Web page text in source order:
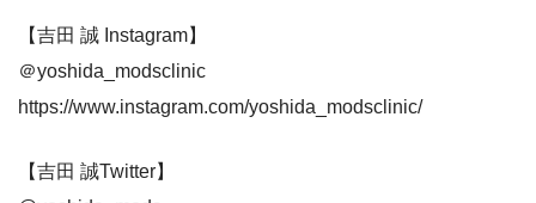
【吉田 誠 Instagram】
＠yoshida_modsclinic
https://www.instagram.com/yoshida_modsclinic/
【吉田 誠Twitter】